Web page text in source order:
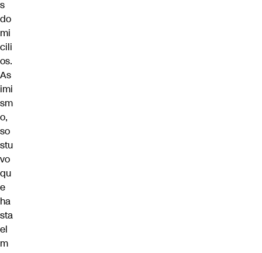
s
do
mi
cili
os.
As
imi
sm
o,
so
stu
vo
qu
e
ha
sta
el
m